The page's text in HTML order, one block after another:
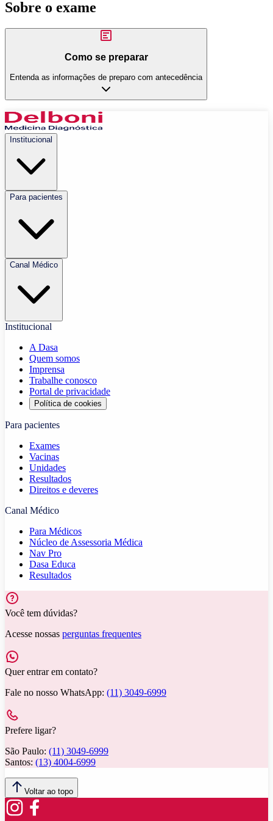
Sobre o exame
Como se preparar
Entenda as informações de preparo com antecedência
Institucional
Para pacientes
Canal Médico
Institucional
A Dasa
Quem somos
Imprensa
Trabalhe conosco
Portal de privacidade
Política de cookies
Para pacientes
Exames
Vacinas
Unidades
Resultados
Direitos e deveres
Canal Médico
Para Médicos
Núcleo de Assessoria Médica
Nav Pro
Dasa Educa
Resultados
Você tem dúvidas?
Acesse nossas perguntas frequentes
Quer entrar em contato?
Fale no nosso WhatsApp: (11) 3049-6999
Prefere ligar?
São Paulo: (11) 3049-6999
Santos: (13) 4004-6999
Voltar ao topo